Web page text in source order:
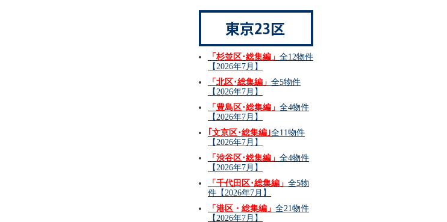
「杉並区･総集編」 全12物件
【2026年7月】
「北区･総集編」 全5物件
【2026年7月】
「豊島区･総集編」 全4物件
【2026年7月】
｢文京区･総集編｣全11物件
【2026年7月】
「渋谷区･総集編」 全4物件
【2026年7月】
「千代田区･総集編」 全5物
件【2026年7月】
「港区・総集編」 全21物件
【2026年7月】